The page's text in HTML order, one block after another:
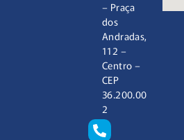
– Praça
dos
Andradas,
112 –
Centro –
CEP
36.200.00
2